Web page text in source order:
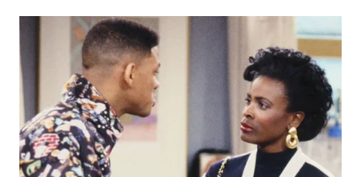
WN
SIMALUNGUN
WN
LABUHANBATU